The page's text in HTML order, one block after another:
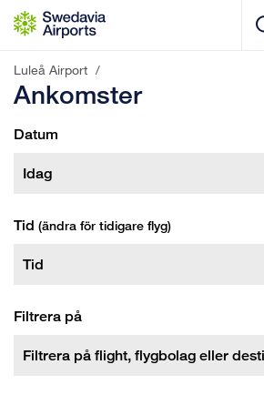
Gå till innehåll
Luleå Airport /
Ankomster
Datum
Tid (ändra för tidigare flyg)
Filtrera på